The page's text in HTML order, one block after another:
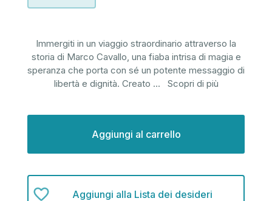
Immergiti in un viaggio straordinario attraverso la
storia di Marco Cavallo, una fiaba intrisa di magia e
speranza che porta con sé un potente messaggio di
libertà e dignità. Creato ... Scopri di più
Aggiungi alla Lista dei desideri